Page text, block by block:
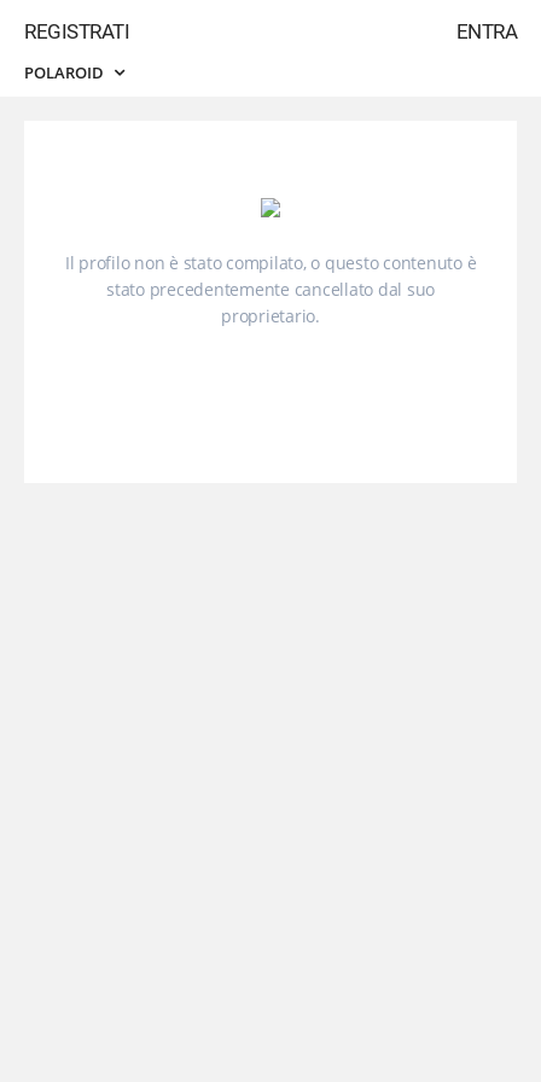
ENTRA
REGISTRATI
POLAROID
Il profilo non è stato compilato, o questo contenuto è
stato precedentemente cancellato dal suo
proprietario.